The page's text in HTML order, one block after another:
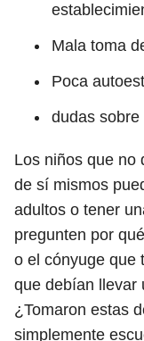
Mala toma
Poca
dudas
Los niños que no
de sí mismos
adultos o tener
pregunten por
o el cónyuge que
que debían llevar
¿Tomaron estas
simplemente